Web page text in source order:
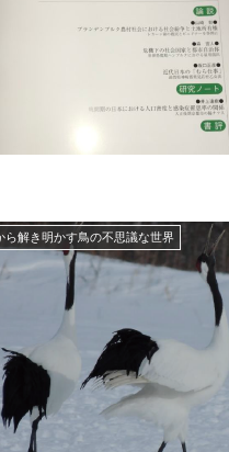
ら解き明かす鳥の不思議な世界